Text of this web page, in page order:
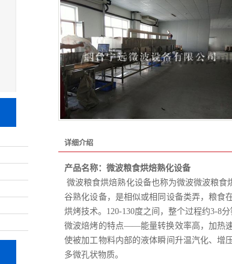
详细介绍
产品名称：微波粮食烘焙熟化设备
微波粮食烘焙熟化设备也称为微波微波粮
谷熟化设备，是相似或相同设备类弄，粮食
烘烤技术。120-130度之间，整个过程约3-8分
微波焙烤的特点——能量转换效率高，加热
使被加工物料内部的液体瞬间升温汽化、增
多微孔状物质。